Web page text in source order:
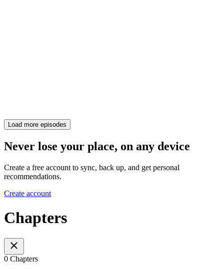
Load more episodes
Never lose your place, on any device
Create a free account to sync, back up, and get personal
recommendations.
Create account
Chapters
0 Chapters